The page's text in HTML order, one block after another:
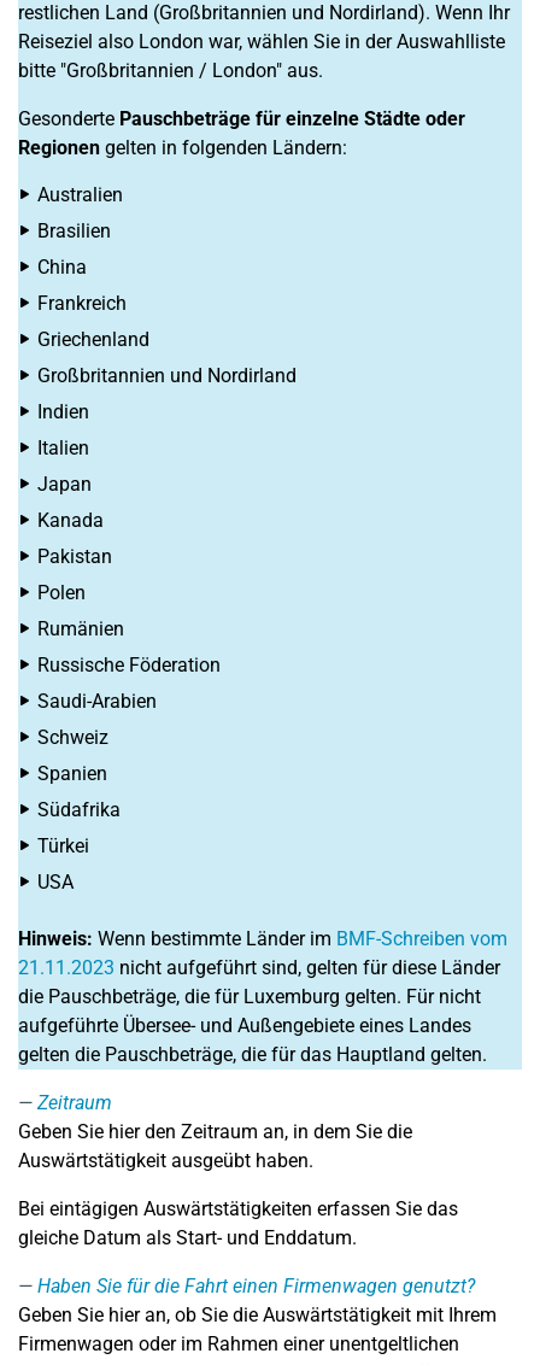
restlichen Land (Großbritannien und Nordirland). Wenn Ihr
Reiseziel also London war, wählen Sie in der Auswahlliste
bitte "Großbritannien / London" aus.
Gesonderte Pauschbeträge für einzelne Städte oder
Regionen gelten in folgenden Ländern:
Australien
Brasilien
China
Frankreich
Griechenland
Großbritannien und Nordirland
Indien
Italien
Japan
Kanada
Pakistan
Polen
Rumänien
Russische Föderation
Saudi-Arabien
Schweiz
Spanien
Südafrika
Türkei
USA
Hinweis: Wenn bestimmte Länder im BMF-Schreiben vom
21.11.2023 nicht aufgeführt sind, gelten für diese Länder
die Pauschbeträge, die für Luxemburg gelten. Für nicht
aufgeführte Übersee- und Außengebiete eines Landes
gelten die Pauschbeträge, die für das Hauptland gelten.
Zeitraum
Geben Sie hier den Zeitraum an, in dem Sie die
Auswärtstätigkeit ausgeübt haben.
Bei eintägigen Auswärtstätigkeiten erfassen Sie das
gleiche Datum als Start- und Enddatum.
Haben Sie für die Fahrt einen Firmenwagen genutzt?
Geben Sie hier an, ob Sie die Auswärtstätigkeit mit Ihrem
Firmenwagen oder im Rahmen einer unentgeltlichen